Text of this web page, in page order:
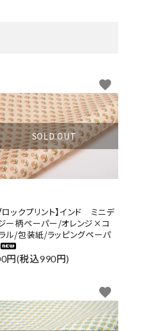
SOLD OUT
ロックプリント】インド ミニデ
ー柄ペーパー/オレンジ×コ
ル/包装紙/ラッピングペーパ
円(税込990円)
favorite
favorite